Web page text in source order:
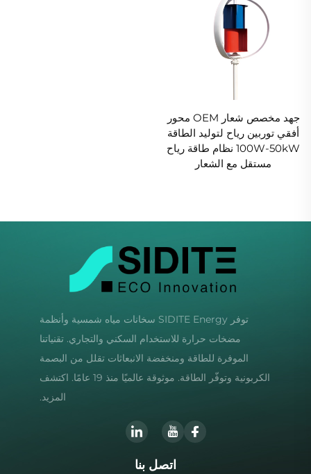
جهد مخصص شعار OEM محور
أفقي توربين رياح لتوليد الطاقة
100W-50kW نظام طاقة رياح
مستقل مع الشعار
توفر SIDITE Energy سخانات مياه شمسية وأنظمة
مضخات حرارة للاستخدام السكني والتجاري. تقنياتنا
الموفرة للطاقة ومنخفضة الانبعاثات تقلل من البصمة
الكربونية وتوفّر الطاقة. موثوقة عالميًا منذ 19 عامًا. اكتشف
المزيد.
اتصل بنا